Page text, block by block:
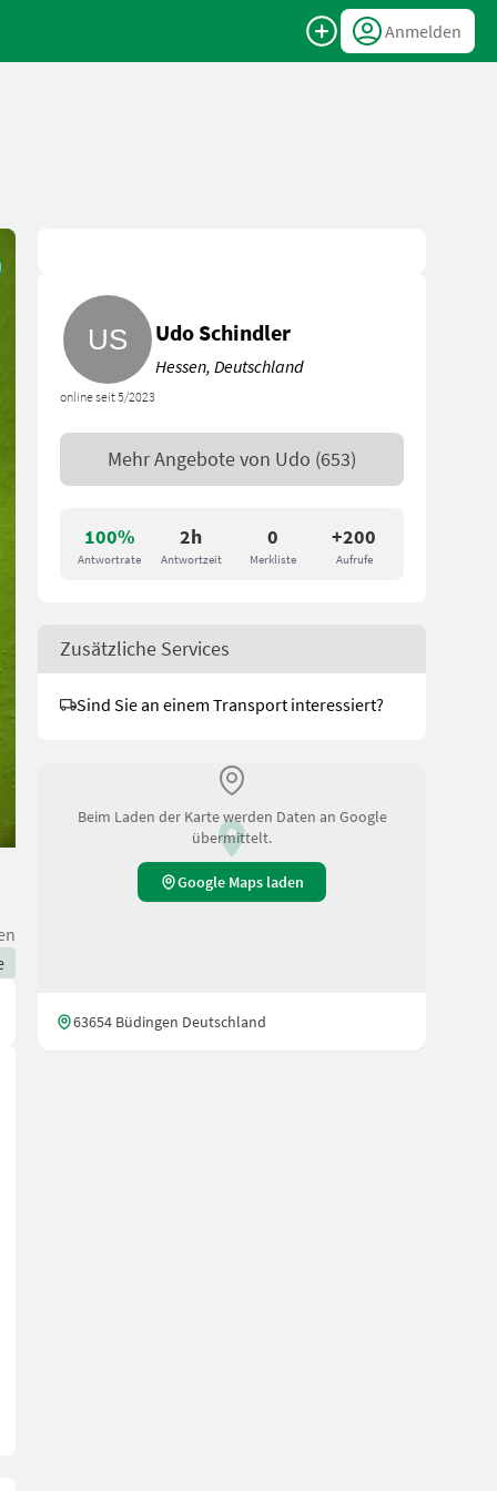
Anmelden
100%
Antwortrate
2h
Antwortzeit
0
Merkliste
+200
Aufrufe
online seit 5/2023
Udo Schindler
Hessen, Deutschland
Mehr Angebote von Udo (653)
Zusätzliche Services
Sind Sie an einem Transport interessiert?
Beim Laden der Karte werden Daten an Google
übermittelt.
Google Maps laden
63654 Büdingen Deutschland